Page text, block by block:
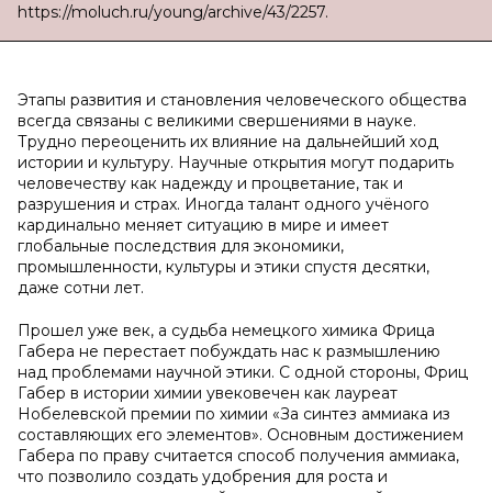
https://moluch.ru/young/archive/43/2257.
Этапы развития и становления человеческого общества
всегда связаны с великими свершениями в науке.
Трудно переоценить их влияние на дальнейший ход
истории и культуру. Научные открытия могут подарить
человечеству как надежду и процветание, так и
разрушения и страх. Иногда талант одного учёного
кардинально меняет ситуацию в мире и имеет
глобальные последствия для экономики,
промышленности, культуры и этики спустя десятки,
даже сотни лет.
Прошел уже век, а судьба немецкого химика Фрица
Габера не перестает побуждать нас к размышлению
над проблемами научной этики. С одной стороны, Фриц
Габер в истории химии увековечен как лауреат
Нобелевской премии по химии «За синтез аммиака из
составляющих его элементов». Основным достижением
Габера по праву считается способ получения аммиака,
что позволило создать удобрения для роста и